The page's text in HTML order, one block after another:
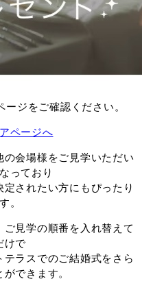
ジをご確認ください。
ページへ
会場様をご見学いただい
っており
されたい方にもぴったり
。
見学の順番を入れ替えて
けで
ラスでのご結婚式をさら
できます。